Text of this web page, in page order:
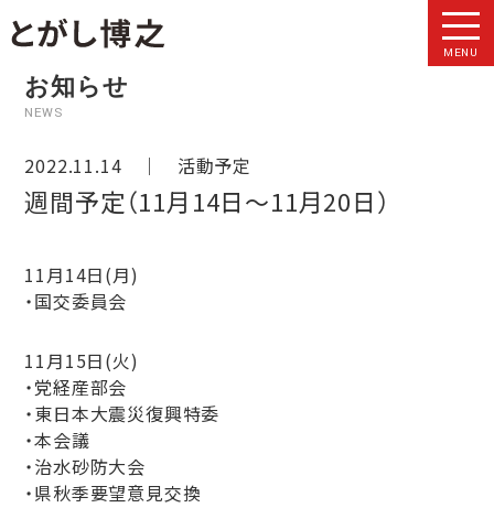
MENU
お知らせ
NEWS
2022.11.14 ｜ 活動予定
週間予定（11月14日〜11月20日）
11月14日(月)
・国交委員会
11月15日(火)
・党経産部会
・東日本大震災復興特委
・本会議
・治水砂防大会
・県秋季要望意見交換